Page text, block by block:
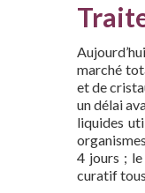
marché
et de
un délai
liquides
4 jours ;
curatif